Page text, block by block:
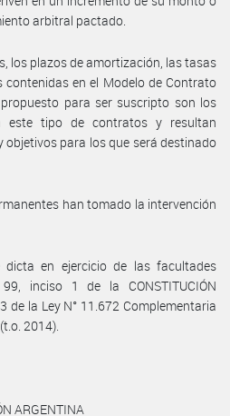
arbitral pactado.
los plazos de amortización, las tasas
contenidas en el Modelo de Contrato
para ser suscripto son los
este tipo de contratos y resultan
para los que será destinado
han tomado la intervención
dicta en ejercicio de las facultades
inciso 1 de la CONSTITUCIÓN
de la Ley N° 11.672 Complementaria
2014).
ARGENTINA